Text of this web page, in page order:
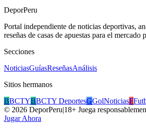
DeporPeru
Portal independiente de noticias deportivas,
reseñas de casas de apuestas para el mercado
Secciones
NoticiasGuíasReseñasAnálisis
Sitios hermanos
BBCTYBBCTY DeportesGGolNoticiasF
© 2026 DeporPeru|18+ Juega
Jugar Ahora